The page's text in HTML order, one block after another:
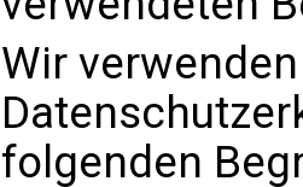
Wir
folgenden